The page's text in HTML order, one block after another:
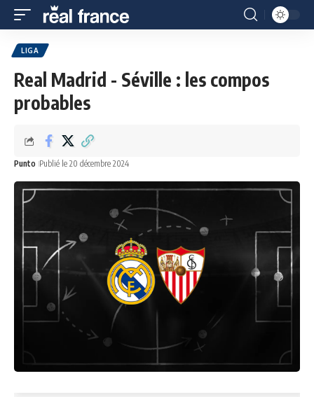
LIGA
Real Madrid - Séville : les compos
probables
Punto Publié le 20 décembre 2024